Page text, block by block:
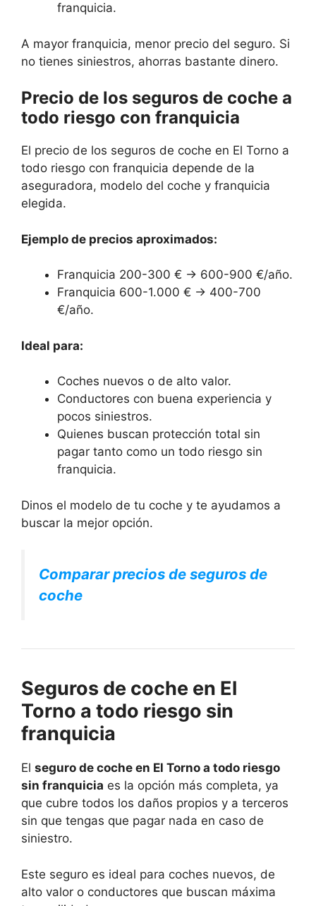
franquicia.
A mayor franquicia, menor precio del seguro. Si
no tienes siniestros, ahorras bastante dinero.
Precio de los seguros de coche a
todo riesgo con franquicia
El precio de los seguros de coche en El Torno a
todo riesgo con franquicia depende de la
aseguradora, modelo del coche y franquicia
elegida.
Ejemplo de precios aproximados:
Franquicia 200-300 € → 600-900 €/año.
Franquicia 600-1.000 € → 400-700
€/año.
Ideal para:
Coches nuevos o de alto valor.
Conductores con buena experiencia y
pocos siniestros.
Quienes buscan protección total sin
pagar tanto como un todo riesgo sin
franquicia.
Dinos el modelo de tu coche y te ayudamos a
buscar la mejor opción.
Comparar precios de seguros de
coche
Seguros de coche en El
Torno a todo riesgo sin
franquicia
El seguro de coche en El Torno a todo riesgo
sin franquicia es la opción más completa, ya
que cubre todos los daños propios y a terceros
sin que tengas que pagar nada en caso de
siniestro.
Este seguro es ideal para coches nuevos, de
alto valor o conductores que buscan máxima